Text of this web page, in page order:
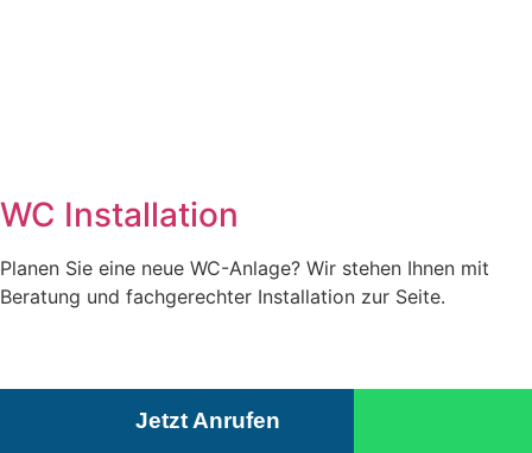
WC Installation
Planen Sie eine neue WC-Anlage? Wir stehen Ihnen mit
Beratung und fachgerechter Installation zur Seite.
Jetzt Anrufen